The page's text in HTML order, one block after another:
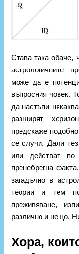
Става така обаче,
астрологичните
може да е
въпросния човек.
да настъпи
разширят
предскаже
се случи. Дали
или действат
пренебрегна
загадъчно в
теории и тем
преживяване,
различно и нещо.
Хора,